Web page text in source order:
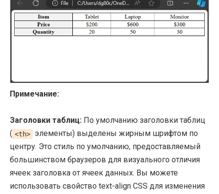
Примечание:
Заголовки таблиц: По умолчанию заголовки таблиц
( <th>
элементы) выделены жирным шрифтом по
центру. Это стиль по умолчанию, предоставляемый
большинством браузеров для визуального отличия
ячеек заголовка от ячеек данных. Вы можете
использовать свойство text-align CSS для изменения